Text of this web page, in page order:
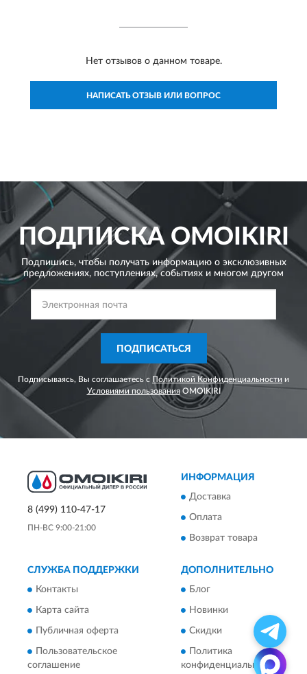
Нет отзывов о данном товаре.
НАПИСАТЬ ОТЗЫВ ИЛИ ВОПРОС
ПОДПИСКАOMOIKIRI
Подпишись, чтобы получать информацию о эксклюзивных
предложениях, поступлениях, событиях и многом другом
ПОДПИСАТЬСЯ
Подписываясь, Вы соглашаетесь с Политикой Конфиденциальности и
Условиями пользованияOMOIKIRI
8 (499) 110-47-17
ПН-ВС 9:00-21:00
ИНФОРМАЦИЯ
Доставка
Оплата
Возврат товара
СЛУЖБА ПОДДЕРЖКИ
Контакты
Карта сайта
Публичная оферта
Пользовательское
соглашение
ДОПОЛНИТЕЛЬНО
Блог
Новинки
Скидки
Политика
конфиденциальности